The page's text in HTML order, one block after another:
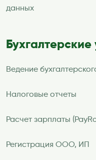
данных
Бухгалтерские
Ведение
Налоговые отчеты
Расчет зарплаты
Регистрация ООО, ИП